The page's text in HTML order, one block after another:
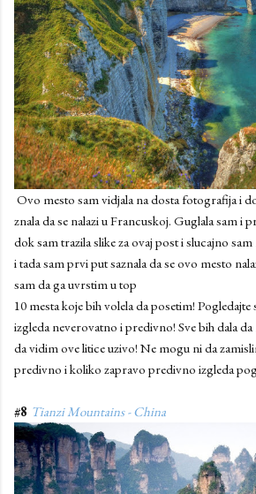
Ovo mesto sam vidjala na dosta fotografija i
znala da se nalazi u Francuskoj. Guglala sam i
dok sam trazila slike za ovaj post i slucajno
i tada sam prvi put saznala da se ovo mesto
sam da ga uvrstim u top
10 mesta koje bih volela da posetim!
izgleda neverovatno i predivno! Sve bih dala
da vidim ove litice uzivo! Ne mogu ni da
predivno i koliko zapravo predivno izgleda
#8 Tianzi Mountains - China